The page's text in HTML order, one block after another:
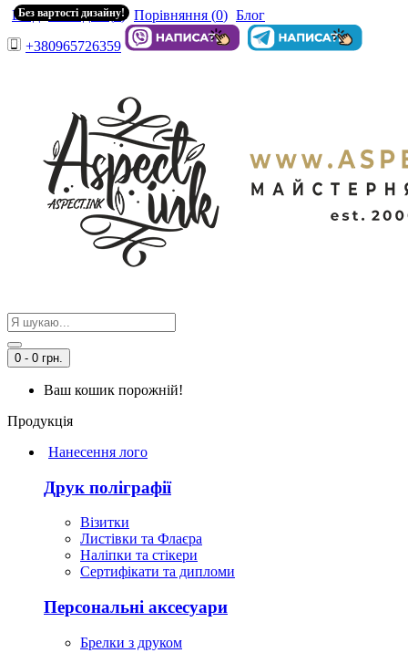
Вхід Закладки (0) Порівняння (0) Блог
+380965726359
0 - 0 грн.
Ваш кошик порожній!
Продукція
Нанесення лого
Друк поліграфії
Візитки
Листівки та Флаєра
Наліпки та стікери
Сертифікати та дипломи
Персональні аксесуари
Брелки з друком
Без вартості дизайну!